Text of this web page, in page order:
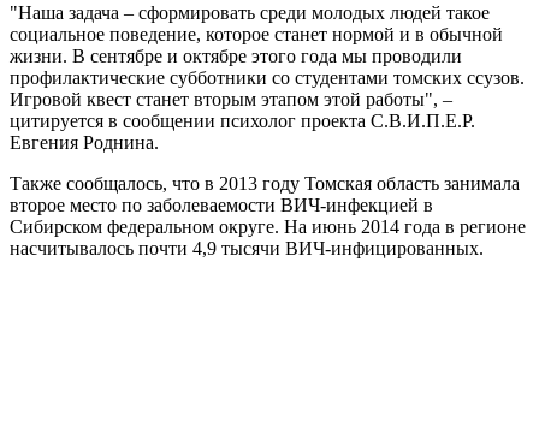
"Наша задача – сформировать среди молодых людей такое
социальное поведение, которое станет нормой и в обычной
жизни. В сентябре и октябре этого года мы проводили
профилактические субботники со студентами томских ссузов.
Игровой квест станет вторым этапом этой работы", –
цитируется в сообщении психолог проекта С.В.И.П.Е.Р.
Евгения Роднина.
Также сообщалось, что в 2013 году Томская область занимала
второе место по заболеваемости ВИЧ-инфекцией в
Сибирском федеральном округе. На июнь 2014 года в регионе
насчитывалось почти 4,9 тысячи ВИЧ-инфицированных.